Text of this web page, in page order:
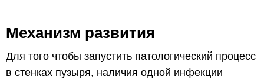
Механизм развития
Для того чтобы запустить патологический процесс
в стенках пузыря, наличия одной инфекции